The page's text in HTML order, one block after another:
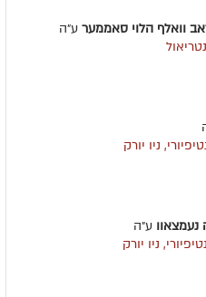
וואלף הלוי סאממער ע״ה
ניו יורק
נעמצאוו ע״ה
ניו יורק